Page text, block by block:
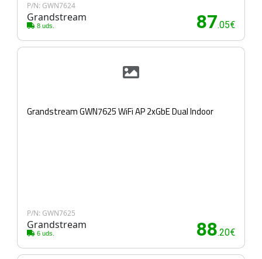
P/N: GWN7624
Grandstream
8 uds. 87.05€
Grandstream GWN7625 WiFi AP 2xGbE Dual Indoor
P/N: GWN7625
Grandstream
6 uds. 88.20€